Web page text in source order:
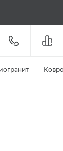
8 (800) 301-
КОЛЛ-ЦЕНТР /